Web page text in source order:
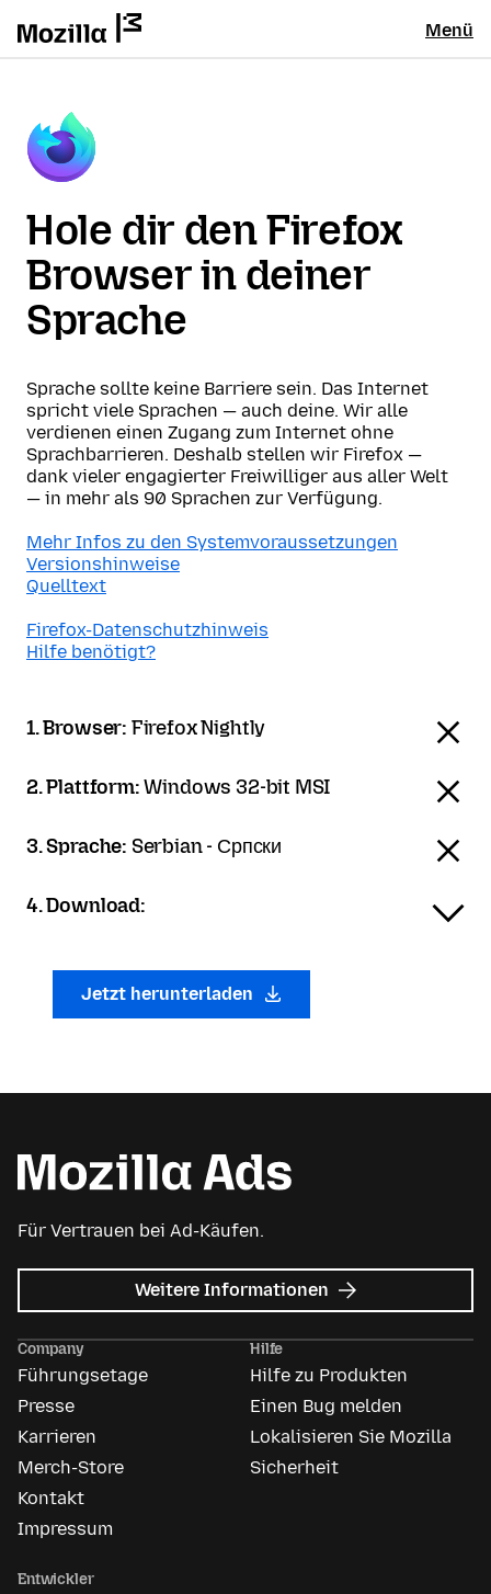
Menü
Hole dir den Firefox
Browser in deiner
Sprache
Sprache sollte keine Barriere sein. Das Internet
spricht viele Sprachen — auch deine. Wir alle
verdienen einen Zugang zum Internet ohne
Sprachbarrieren. Deshalb stellen wir Firefox —
dank vieler engagierter Freiwilliger aus aller Welt
— in mehr als 90 Sprachen zur Verfügung.
Mehr Infos zu den Systemvoraussetzungen
Versionshinweise
Quelltext
Firefox-Datenschutzhinweis
Hilfe benötigt?
1. Browser: Firefox Nightly
2. Plattform:Windows 32-bit MSI
3. Sprache: Serbian - Српски
4. Download:
Jetzt herunterladen
Für Vertrauen bei Ad-Käufen.
Weitere Informationen zu
Mozilla
Company
Führungsetage
Presse
Karrieren
Merch-Store
Kontakt
Impressum
Hilfe
Hilfe zu Produkten
Einen Bug melden
Lokalisieren Sie Mozilla
Sicherheit
Entwickler